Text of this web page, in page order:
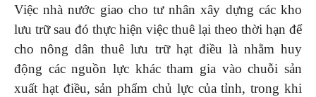
Việc nhà nước giao cho tư nhân xây dựng các kho
lưu trữ sau đó thực hiện việc thuê lại theo thời hạn để
cho nông dân thuê lưu trữ hạt điều là nhằm huy
động các nguồn lực khác tham gia vào chuỗi sản
xuất hạt điều, sản phẩm chủ lực của tỉnh, trong khi